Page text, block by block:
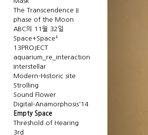
The Transcendence II
phase of the Moon
ABC의 11월 32일
Space+Space²
13PROJECT
aquarium_re_interaction
Interstellar
Modern-Historic site
Strolling
Sound Flower
Digital-Anamorphosis'14
Empty Space
Threshold of Hearing
3rd